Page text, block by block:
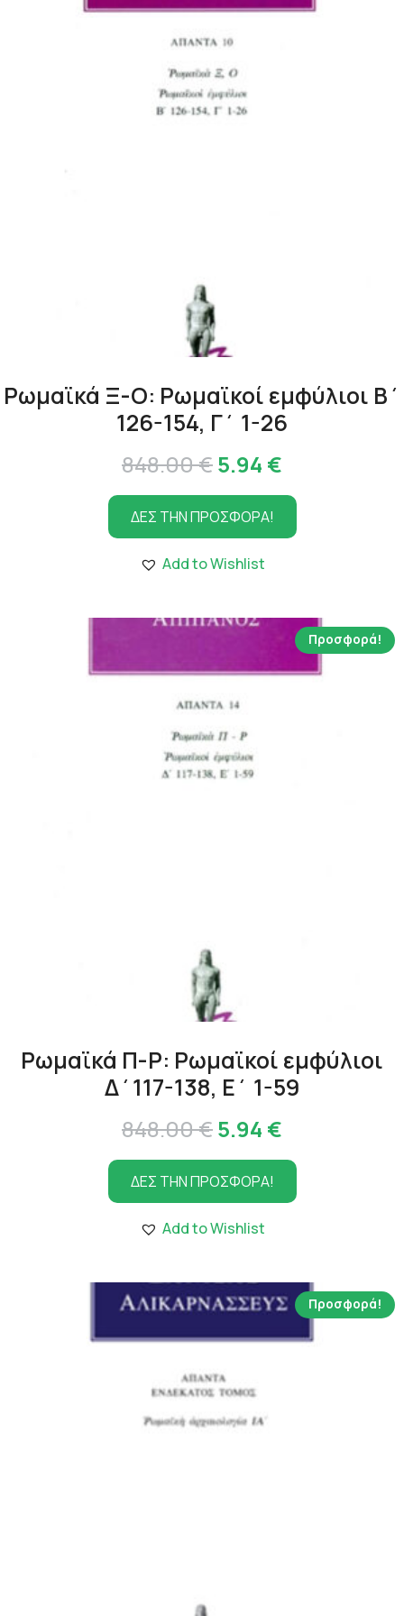
Ρωμαϊκά Ξ-Ο: Ρωμαϊκοί εμφύλιοι Β΄
126-154, Γ΄ 1-26
848.00€Original
price
was:
848.00 €.
5.94 €
τρέχουσα
τιμή
ΔΕΣ ΤΗΝ ΠΡΟΣΦΟΡΑ!
Add to Wishlist
Προσφορά!
Ρωμαϊκά Π-Ρ: Ρωμαϊκοί εμφύλιοι
Δ΄117-138, Ε΄ 1-59
848.00€Original
price
was:
848.00 €.
5.94 €
τρέχουσα
τιμή
ΔΕΣ ΤΗΝ ΠΡΟΣΦΟΡΑ!
Add to Wishlist
Προσφορά!